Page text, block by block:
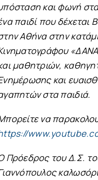
και φωνή
παιδί που
Αθήνα στην
μαθητριών,
και
στα παιδιά.
να
Πρόεδρος του Δ.Σ.